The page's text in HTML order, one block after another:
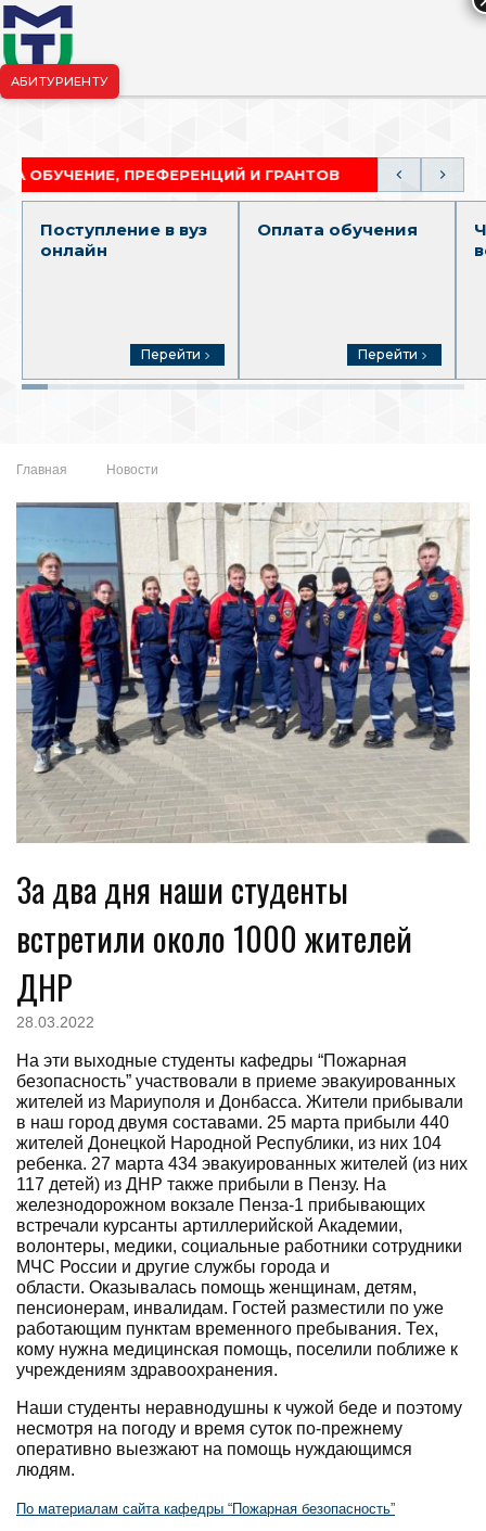
АБИТУРИЕНТУ
ПРЕФЕРЕНЦИЙ И ГРАНТОВ
Поступление в вуз
онлайн
Перейти
Оплата обучения
Перейти
Главная Новости
За два дня наши студенты
встретили около 1000 жителей
ДНР
28.03.2022
На эти выходные студенты кафедры “Пожарная
безопасность” участвовали в приеме эвакуированных
жителей из Мариуполя и Донбасса. Жители прибывали
в наш город двумя составами. 25 марта прибыли 440
жителей Донецкой Народной Республики, из них 104
ребенка. 27 марта 434 эвакуированных жителей (из них
117 детей) из ДНР также прибыли в Пензу. На
железнодорожном вокзале Пенза-1 прибывающих
встречали курсанты артиллерийской Академии,
волонтеры, медики, социальные работники сотрудники
МЧС России и другие службы города и
области. Оказывалась помощь женщинам, детям,
пенсионерам, инвалидам. Гостей разместили по уже
работающим пунктам временного пребывания. Тех,
кому нужна медицинская помощь, поселили поближе к
учреждениям здравоохранения.
Наши студенты неравнодушны к чужой беде и поэтому
несмотря на погоду и время суток по-прежнему
оперативно выезжают на помощь нуждающимся
людям.
По материалам сайта кафедры “Пожарная безопасность”